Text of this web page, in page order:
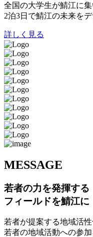
全国の大学生が鯖江に集
2泊3日で鯖江の未来を
詳しく見る
MESSAGE
若者の力を発揮する
フィールドを鯖江に
若者が提案する地域活
若者の地域活動への参